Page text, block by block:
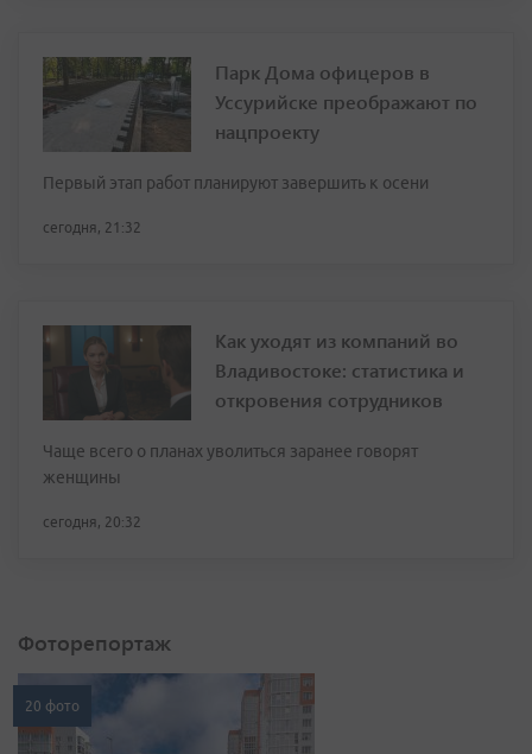
Парк Дома офицеров в
Уссурийске преображают по
нацпроекту
Первый этап работ планируют завершить к осени
сегодня, 21:32
Как уходят из компаний во
Владивостоке: статистика и
откровения сотрудников
Чаще всего о планах уволиться заранее говорят
женщины
сегодня, 20:32
Фоторепортаж
20 фото